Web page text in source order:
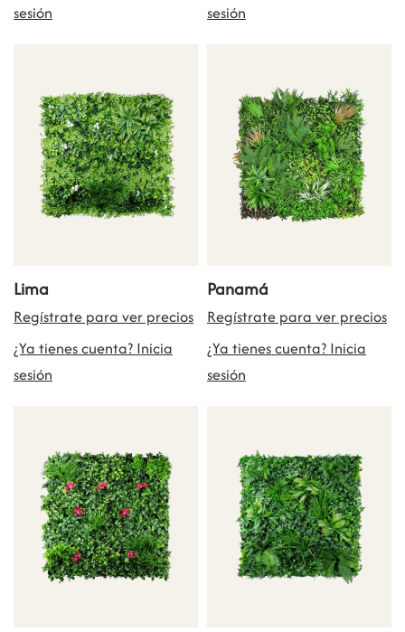
sesión
sesión
Lima
Regístrate para ver precios
¿Ya tienes cuenta? Inicia
sesión
Panamá
Regístrate para ver precios
¿Ya tienes cuenta? Inicia
sesión